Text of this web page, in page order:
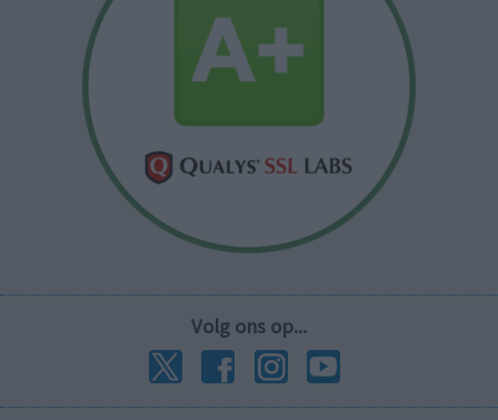
Volg ons op...